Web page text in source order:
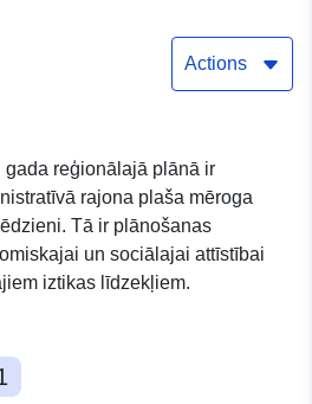
Actions
reģionālajā plānā ir
rajona plaša mēroga
Tā ir plānošanas
un sociālajai attīstībai
iztikas līdzekļiem.